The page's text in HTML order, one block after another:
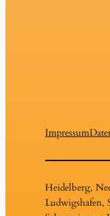
Impressum
Heidelberg,
Ludwigshafen,